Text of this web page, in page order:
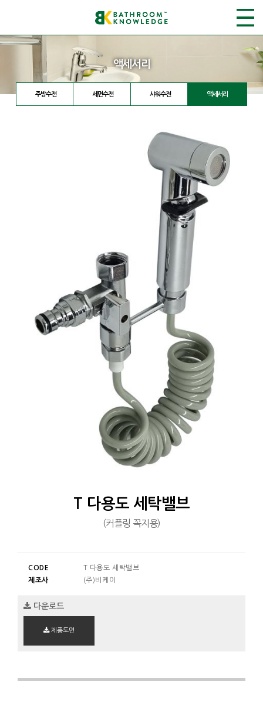
액세서리
주방수전 세면수전 샤워수전 액세서리
T 다용도 세탁밸브
(커플링 꼭지용)
CODE
T 다용도 세탁밸브
제조사
(주)비케이
다운로드
제품도면